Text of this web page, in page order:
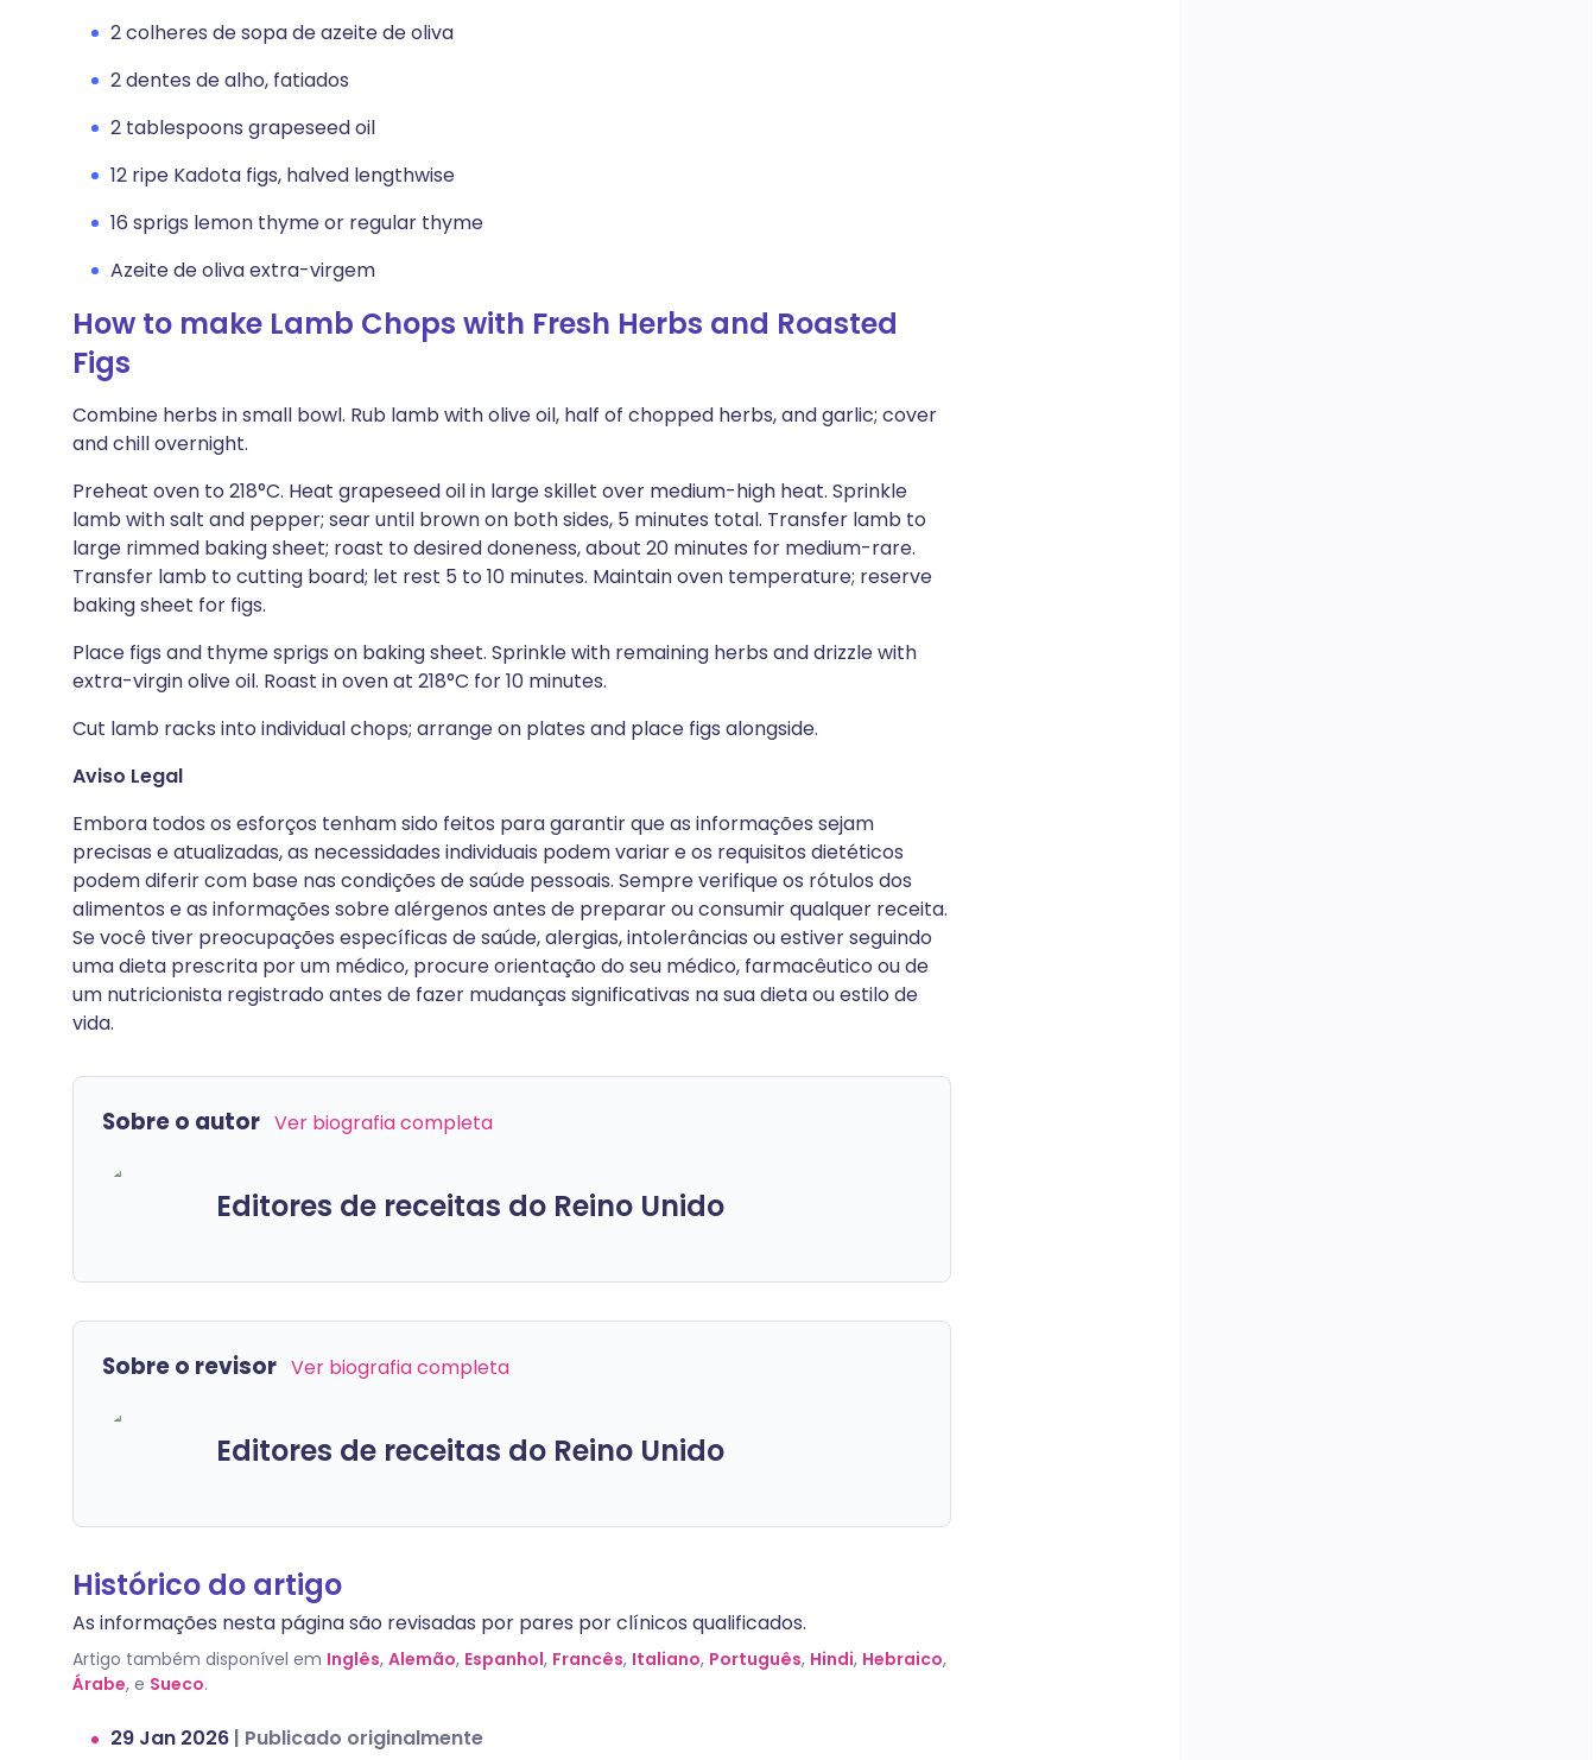
2 colheres de sopa de azeite de oliva
2 dentes de alho, fatiados
2 tablespoons grapeseed oil
12 ripe Kadota figs, halved lengthwise
16 sprigs lemon thyme or regular thyme
Azeite de oliva extra-virgem
How to make Lamb Chops with Fresh Herbs and Roasted
Figs
Combine herbs in small bowl. Rub lamb with olive oil, half of chopped herbs, and garlic; cover
and chill overnight.
Preheat oven to 218°C. Heat grapeseed oil in large skillet over medium-high heat. Sprinkle
lamb with salt and pepper; sear until brown on both sides, 5 minutes total. Transfer lamb to
large rimmed baking sheet; roast to desired doneness, about 20 minutes for medium-rare.
Transfer lamb to cutting board; let rest 5 to 10 minutes. Maintain oven temperature; reserve
baking sheet for figs.
Place figs and thyme sprigs on baking sheet. Sprinkle with remaining herbs and drizzle with
extra-virgin olive oil. Roast in oven at 218°C for 10 minutes.
Cut lamb racks into individual chops; arrange on plates and place figs alongside.
Aviso Legal
Embora todos os esforços tenham sido feitos para garantir que as informações sejam
precisas e atualizadas, as necessidades individuais podem variar e os requisitos dietéticos
podem diferir com base nas condições de saúde pessoais. Sempre verifique os rótulos dos
alimentos e as informações sobre alérgenos antes de preparar ou consumir qualquer receita.
Se você tiver preocupações específicas de saúde, alergias, intolerâncias ou estiver seguindo
uma dieta prescrita por um médico, procure orientação do seu médico, farmacêutico ou de
um nutricionista registrado antes de fazer mudanças significativas na sua dieta ou estilo de
vida.
Sobre o autor Ver biografia completa
Editores de receitas do Reino Unido
Sobre o revisor Ver biografia completa
Editores de receitas do Reino Unido
Histórico do artigo
As informações nesta página são revisadas por pares por clínicos qualificados.
Artigo também disponível em Inglês, Alemão, Espanhol, Francês, Italiano, Português, Hindi, Hebraico,
Árabe, e Sueco.
29 Jan 2026 | Publicado originalmente